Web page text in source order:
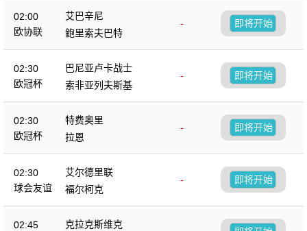
02:00
欧协联
艾巴辛尼
-
鲍里索夫巴特
即将开始
02:30
欧冠杯
巴尼亚卢卡战士
-
索非亚列夫斯基
即将开始
02:30
欧冠杯
特费奥里
-
拉恩
即将开始
02:30
球会友谊
艾尔德里联
-
福尔柯克
即将开始
02:45 克拉克斯维克